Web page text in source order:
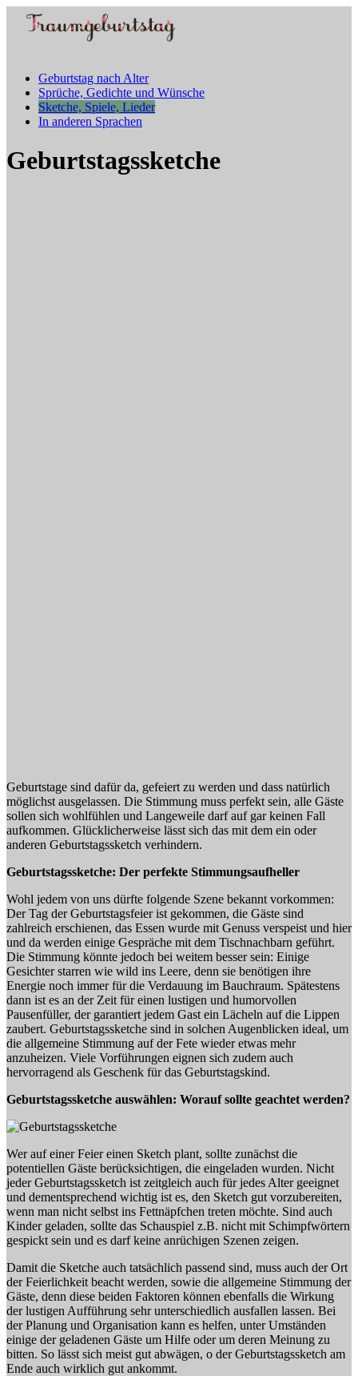
Geburtstag nach Alter
Sprüche, Gedichte und Wünsche
Sketche, Spiele, Lieder
In anderen Sprachen
Geburtstagssketche
Geburtstage sind dafür da, gefeiert zu werden und dass natürlich
möglichst ausgelassen. Die Stimmung muss perfekt sein, alle Gäste
sollen sich wohlfühlen und Langeweile darf auf gar keinen Fall
aufkommen. Glücklicherweise lässt sich das mit dem ein oder
anderen Geburtstagssketch verhindern.
Geburtstagssketche: Der perfekte Stimmungsaufheller
Wohl jedem von uns dürfte folgende Szene bekannt vorkommen:
Der Tag der Geburtstagsfeier ist gekommen, die Gäste sind
zahlreich erschienen, das Essen wurde mit Genuss verspeist und hier
und da werden einige Gespräche mit dem Tischnachbarn geführt.
Die Stimmung könnte jedoch bei weitem besser sein: Einige
Gesichter starren wie wild ins Leere, denn sie benötigen ihre
Energie noch immer für die Verdauung im Bauchraum. Spätestens
dann ist es an der Zeit für einen lustigen und humorvollen
Pausenfüller, der garantiert jedem Gast ein Lächeln auf die Lippen
zaubert. Geburtstagssketche sind in solchen Augenblicken ideal, um
die allgemeine Stimmung auf der Fete wieder etwas mehr
anzuheizen. Viele Vorführungen eignen sich zudem auch
hervorragend als Geschenk für das Geburtstagskind.
Geburtstagssketche auswählen: Worauf sollte geachtet werden?
Wer auf einer Feier einen Sketch plant, sollte zunächst die
potentiellen Gäste berücksichtigen, die eingeladen wurden. Nicht
jeder Geburtstagssketch ist zeitgleich auch für jedes Alter geeignet
und dementsprechend wichtig ist es, den Sketch gut vorzubereiten,
wenn man nicht selbst ins Fettnäpfchen treten möchte. Sind auch
Kinder geladen, sollte das Schauspiel z.B. nicht mit Schimpfwörtern
gespickt sein und es darf keine anrüchigen Szenen zeigen.
Damit die Sketche auch tatsächlich passend sind, muss auch der Ort
der Feierlichkeit beacht werden, sowie die allgemeine Stimmung der
Gäste, denn diese beiden Faktoren können ebenfalls die Wirkung
der lustigen Aufführung sehr unterschiedlich ausfallen lassen. Bei
der Planung und Organisation kann es helfen, unter Umständen
einige der geladenen Gäste um Hilfe oder um deren Meinung zu
bitten. So lässt sich meist gut abwägen, o der Geburtstagssketch am
Ende auch wirklich gut ankommt.